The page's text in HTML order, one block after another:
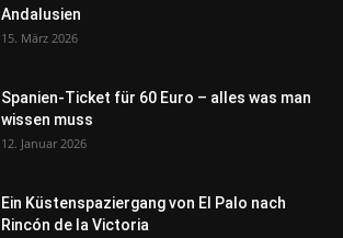
Andalusien
15. März 2026
Spanien-Ticket für 60 Euro – alles was man
wissen muss
12. Januar 2026
Ein Küstenspaziergang von El Palo nach
Rincón de la Victoria